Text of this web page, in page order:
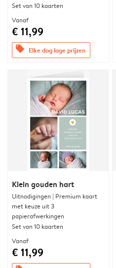
Set van 10 kaarten
Vanaf
€ 11,99
offers Elke dag lage prijzen
Klein gouden hart
Uitnodigingen | Premium kaart
met keuze uit 3
papierafwerkingen
Set van 10 kaarten
Vanaf
€ 11,99